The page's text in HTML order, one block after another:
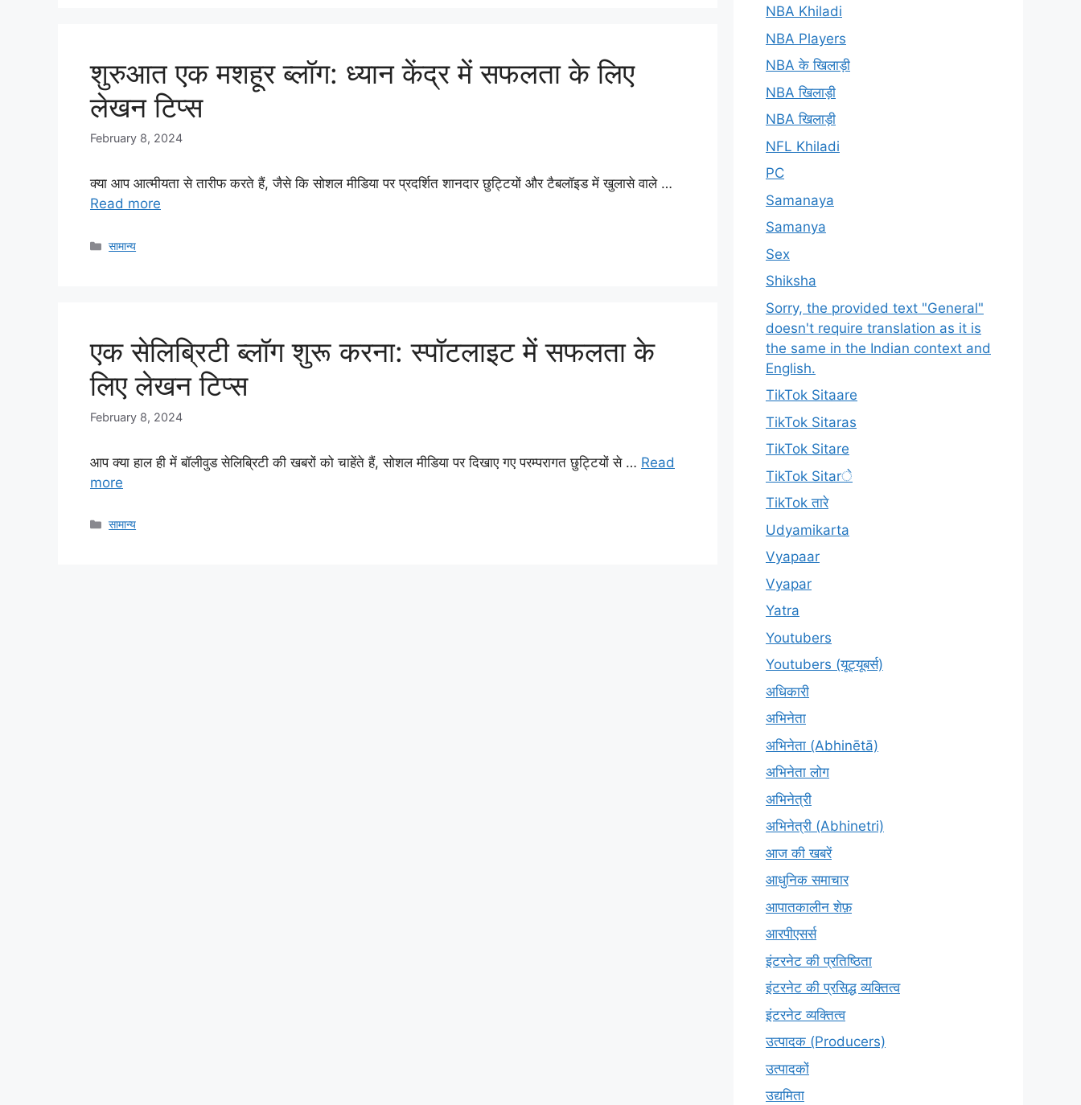
शुरुआत एक मशहूर ब्लॉग: ध्यान केंद्र में सफलता के लिए
लेखन टिप्स
February 8, 2024
क्या आप आत्मीयता से तारीफ करते हैं, जैसे कि सोशल मीडिया पर प्रदर्शित शानदार छुट्टियों और टैबलॉइड में खुलासे वाले …
Read more
Categories
सामान्य
एक सेलिब्रिटी ब्लॉग शुरू करना: स्पॉटलाइट में सफलता के
लिए लेखन टिप्स
February 8, 2024
आप क्या हाल ही में बॉलीवुड सेलिब्रिटी की खबरों को चाहेंते हैं, सोशल मीडिया पर दिखाए गए परम्परागत छुट्टियों से … Read
more
Categories
सामान्य
NBA Khiladi
NBA Players
NBA के खिलाड़ी
NBA खिलाड़ी
NBA खिलाड़ी
NFL Khiladi
PC
Samanaya
Samanya
Sex
Shiksha
Sorry, the provided text "General"
doesn't require translation as it is
the same in the Indian context and
English.
TikTok Sitaare
TikTok Sitaras
TikTok Sitare
TikTok Sitarे
TikTok तारे
Udyamikarta
Vyapaar
Vyapar
Yatra
Youtubers
Youtubers (यूट्यूबर्स)
अधिकारी
अभिनेता
अभिनेता (Abhinētā)
अभिनेता लोग
अभिनेत्री
अभिनेत्री (Abhinetri)
आज की खबरें
आधुनिक समाचार
आपातकालीन शेफ़
आरपीएसर्स
इंटरनेट की प्रतिष्ठिता
इंटरनेट की प्रसिद्ध व्यक्तित्व
इंटरनेट व्यक्तित्व
उत्पादक (Producers)
उत्पादकों
उद्यमिता